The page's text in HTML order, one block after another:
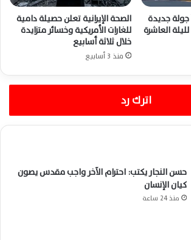
جولة جديدة
العاشرة
الصحة الإيرانية تعلن حصيلة دامية
للغارات الأمريكية وخسائر متزايدة
خلال ثلاثة أسابيع
منذ 3 أسابيع
اترك رد
حسن النجار يكتب: احترام الآخر واجب مقدس يصون
كيان الإنسان
منذ 24 ساعة